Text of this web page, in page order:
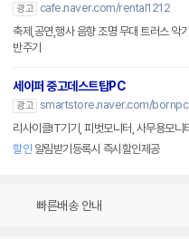
광고
cafe.naver.com/rental1212
축제,공연,행사 음향 조명 무대 트러스 악기 LED영상 행사물품 밴드 노래
반주기
세이퍼 중고데스트탑PC
광고 smartstore.naver.com/bornpc
할인 알림받기등록시 즉시할인제공
빠른배송 안내